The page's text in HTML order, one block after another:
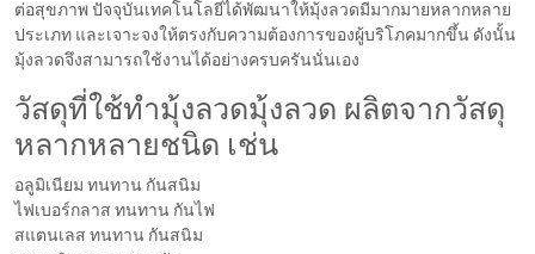
ต่อสุขภาพ ปัจจุบันเทคโนโลยีได้พัฒนาให้มุ้งลวดมีมากมายหลากหลาย
ประเภท และเจาะจงให้ตรงกับความต้องการของผู้บริโภคมากขึ้น ดังนั้น
มุ้งลวดจึงสามารถใช้งานได้อย่างครบครันนั่นเอง
วัสดุที่ใช้ทำมุ้งลวดมุ้งลวด ผลิตจากวัสดุ
หลากหลายชนิด เช่น
อลูมิเนียม ทนทาน กันสนิม
ไฟเบอร์กลาส ทนทาน กันไฟ
สแตนเลส ทนทาน กันสนิม